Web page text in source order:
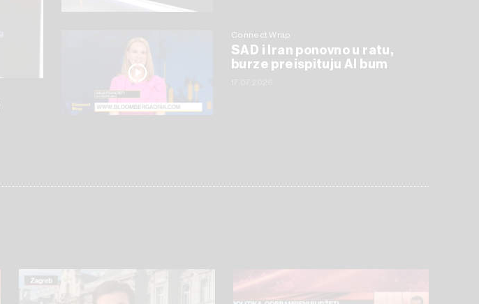
Connect Wrap
SAD i Iran ponovno u ratu,
burze preispituju AI bum